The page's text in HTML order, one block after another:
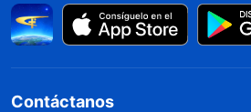
Contáctanos